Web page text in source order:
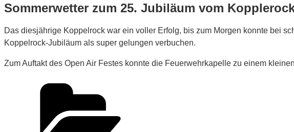
Sommerwetter zum 25. Jubiläum vom
Das diesjährige Koppelrock war ein voller Erfolg, bis zum Morgen konnte bei
Koppelrock-Jubiläum als super gelungen verbuchen.
Zum Auftakt des Open Air Festes konnte die Feuerwehrkapelle zu einem